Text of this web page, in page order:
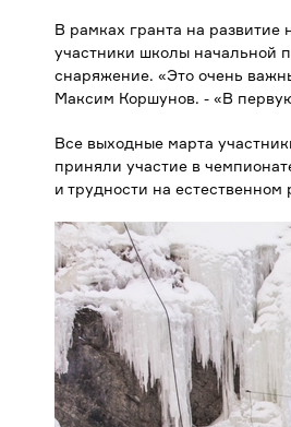
В рамках гранта на развитие
участники школы начальной
снаряжение. «Это очень
Максим Коршунов. - «В
Все выходные марта
приняли участие в
и трудности на естественном